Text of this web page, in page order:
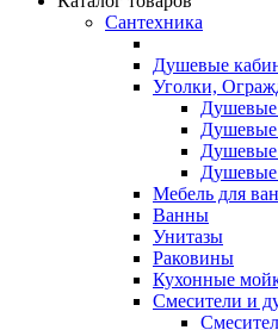
Сантехника
Душевые
Уголки,
Душевые
Душевые
Душевые
Мебель для
Ванны
Унитазы
Раковины
Кухонные
Смесители и